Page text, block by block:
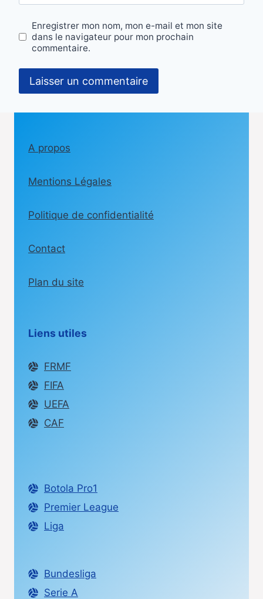
Enregistrer mon nom, mon e-mail et mon site
dans le navigateur pour mon prochain
commentaire.
A propos
Mentions Légales
Politique de confidentialité
Contact
Plan du site
Liens utiles
FRMF
FIFA
UEFA
CAF
Botola Pro1
Premier League
Liga
Bundesliga
Serie A